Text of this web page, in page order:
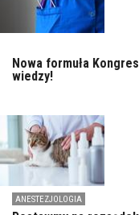
Nowa formuła
wiedzy!
ANESTEZJOLOGIA